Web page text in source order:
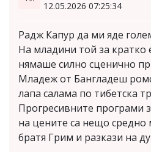
12.05.2026 07:25:34
Радж Капур да ми яде
На младини той за кратко
нямаше силно сценично
Младеж от Бангладеш
лапа салама по тибетска
Прогресивните програми
на цените са нещо средно
братя Грим и разкази на